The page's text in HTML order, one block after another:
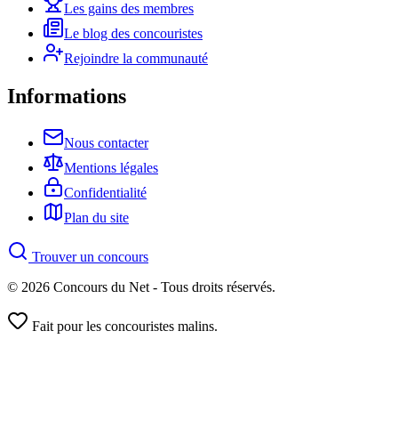
Les gains des membres
Le blog des concouristes
Rejoindre la communauté
Informations
Nous contacter
Mentions légales
Confidentialité
Plan du site
Trouver un concours
© 2026 Concours du Net - Tous droits réservés.
Fait pour les concouristes malins.